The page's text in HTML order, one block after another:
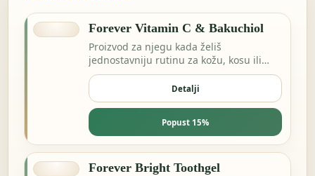
Forever Vitamin C & Bakuchiol
Proizvod za njegu kada želiš
jednostavniju rutinu za kožu, kosu ili
svakodnevnu svježinu.
Detalji
Popust 15%
Forever Bright Toothgel